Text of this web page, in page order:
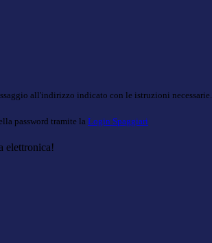
all'indirizzo indicato con le istruzioni necessarie.
password tramite la Login Spaggiari
elettronica!